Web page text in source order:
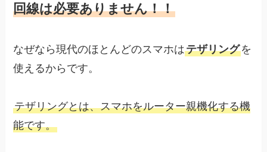
回線は必要ありません！！
なぜなら現代のほとんどのスマホはテザリングを
使えるからです。
テザリングとは、スマホをルーター親機化する機
能です。